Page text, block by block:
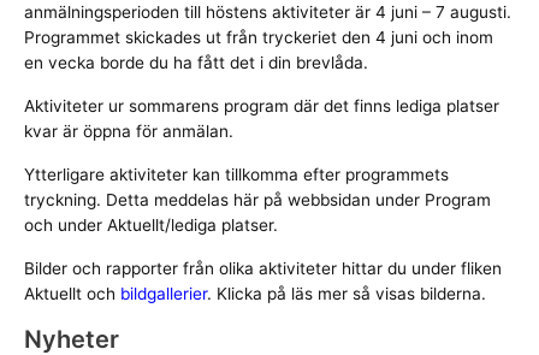
anmälningsperioden till höstens aktiviteter är 4 juni – 7 augusti.
Programmet skickades ut från tryckeriet den 4 juni och inom
en vecka borde du ha fått det i din brevlåda.
Aktiviteter ur sommarens program där det finns lediga platser
kvar är öppna för anmälan.
Ytterligare aktiviteter kan tillkomma efter programmets
tryckning. Detta meddelas här på webbsidan under Program
och under Aktuellt/lediga platser.
Bilder och rapporter från olika aktiviteter hittar du under fliken
Aktuellt och bildgallerier. Klicka på läs mer så visas bilderna.
Nyheter